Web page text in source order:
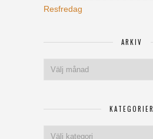
Resfredag
ARKIV
KATEGORIER